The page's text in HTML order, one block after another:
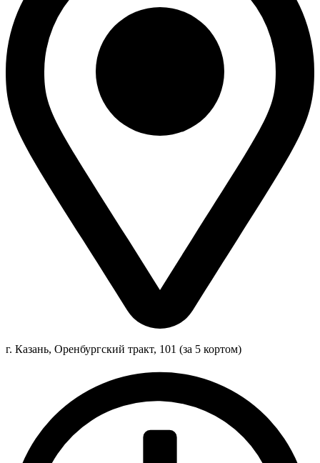
г. Казань, Оренбургский тракт, 101 (за 5 кортом)